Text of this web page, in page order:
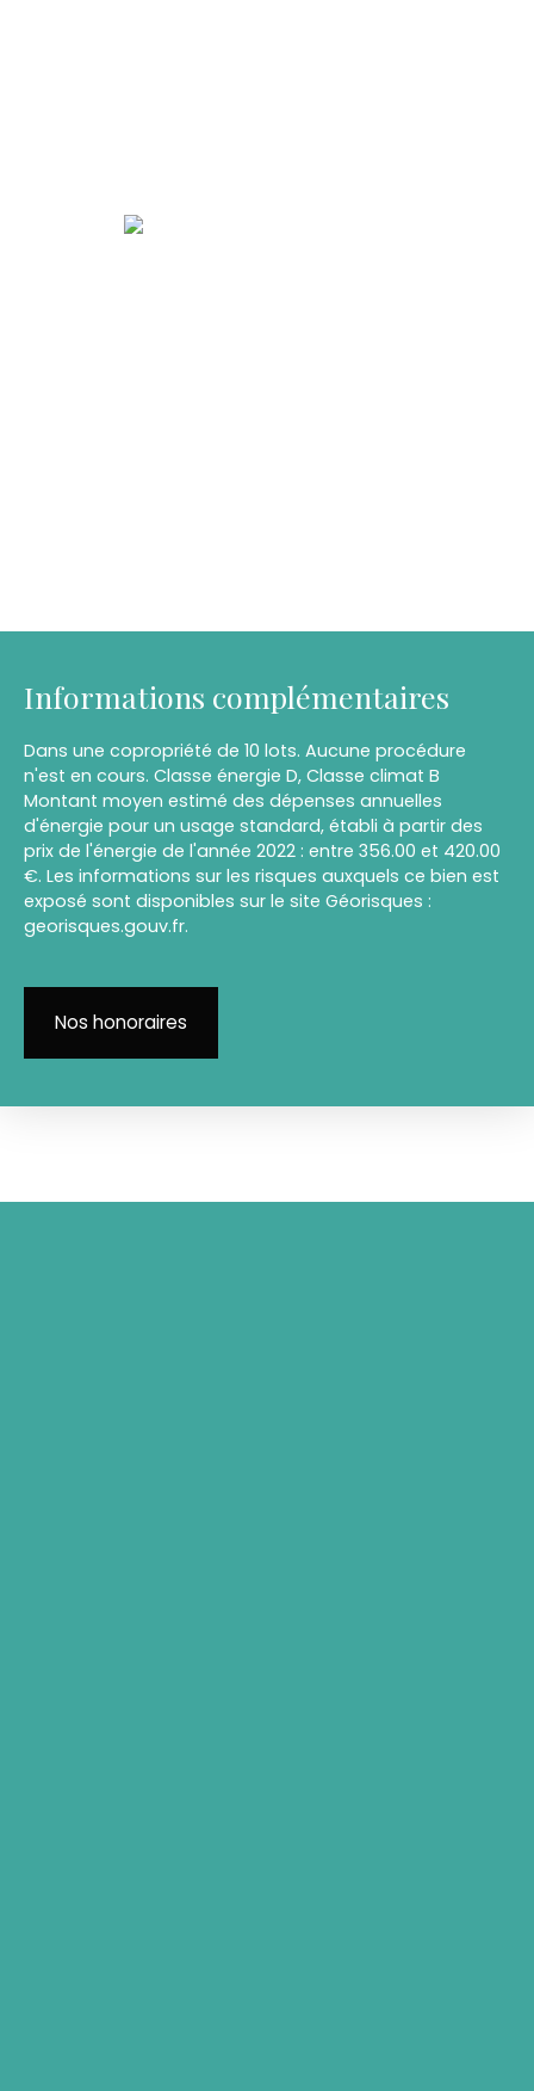
Informations complémentaires
Dans une copropriété de 10 lots. Aucune procédure
n'est en cours. Classe énergie D, Classe climat B
Montant moyen estimé des dépenses annuelles
d'énergie pour un usage standard, établi à partir des
prix de l'énergie de l'année 2022 : entre 356.00 et 420.00
€. Les informations sur les risques auxquels ce bien est
exposé sont disponibles sur le site Géorisques :
georisques.gouv.fr.
Nos honoraires